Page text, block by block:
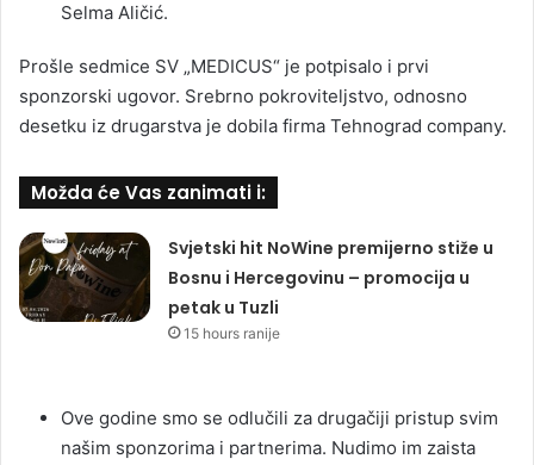
Selma Aličić.
Prošle sedmice SV „MEDICUS“ je potpisalo i prvi
sponzorski ugovor. Srebrno pokroviteljstvo, odnosno
desetku iz drugarstva je dobila firma Tehnograd company.
Možda će Vas zanimati i:
Svjetski hit NoWine premijerno stiže u
Bosnu i Hercegovinu – promocija u
petak u Tuzli
15 hours ranije
Ove godine smo se odlučili za drugačiji pristup svim
našim sponzorima i partnerima. Nudimo im zaista